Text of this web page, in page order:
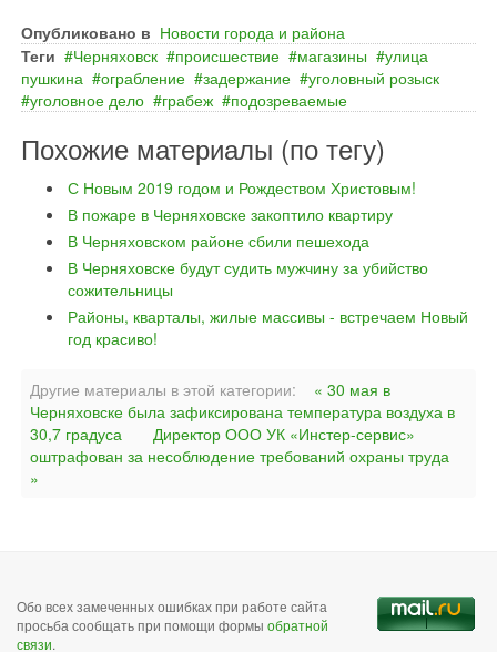
Опубликовано в Новости города и района
Теги
Черняховск происшествие магазины
улица
пушкина
ограбление задержание
уголовный розыск
уголовное дело
грабеж подозреваемые
Похожие материалы (по тегу)
С Новым 2019 годом и Рождеством Христовым!
В пожаре в Черняховске закоптило квартиру
В Черняховском районе сбили пешехода
В Черняховске будут судить мужчину за убийство
сожительницы
Районы, кварталы, жилые массивы - встречаем Новый
год красиво!
Другие материалы в этой категории:
« 30 мая в
Черняховске была зафиксирована температура воздуха в
30,7 градуса
Директор ООО УК «Инстер-сервис»
оштрафован за несоблюдение требований охраны труда
»
Обо всех замеченных ошибках при работе сайта
просьба сообщать при помощи формы обратной
связи.